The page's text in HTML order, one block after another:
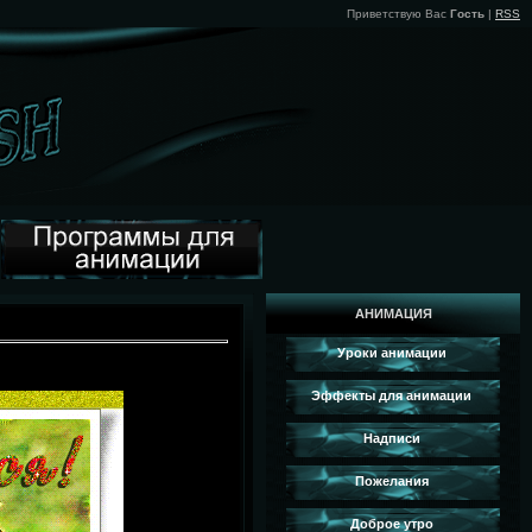
Приветствую Вас Гость | RSS
АНИМАЦИЯ
Уроки анимации
Эффекты для анимации
Надписи
Пожелания
Доброе утро